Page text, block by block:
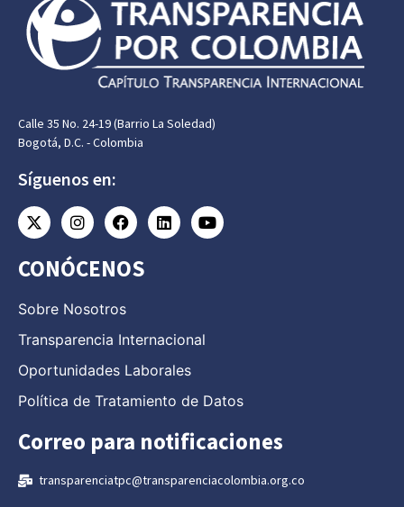
Calle 35 No. 24-19 (Barrio La Soledad)
Bogotá, D.C. - Colombia
Síguenos en:
CONÓCENOS
Sobre Nosotros
Transparencia Internacional
Oportunidades Laborales
Política de Tratamiento de Datos
Correo para notificaciones
transparenciatpc@transparenciacolombia.org.co